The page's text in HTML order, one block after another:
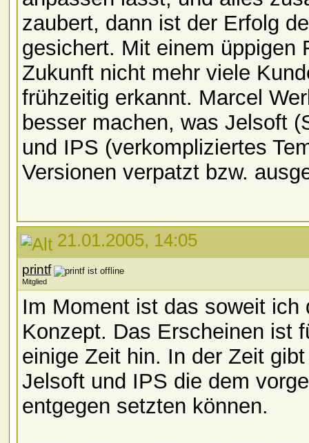
zaubert, dann ist der Erfolg
gesichert. Mit einem üppigen
Zukunft nicht mehr viele
frühzeitig erkannt. Marcel
besser machen, was Jelsoft
und IPS (verkompliziertes
Versionen verpatzt bzw.
21.01.2005, 14:05
printf
Mitglied
Im Moment ist das soweit
Konzept. Das Erscheinen ist
einige Zeit hin. In der Zeit
Jelsoft und IPS die dem
entgegen setzten können.